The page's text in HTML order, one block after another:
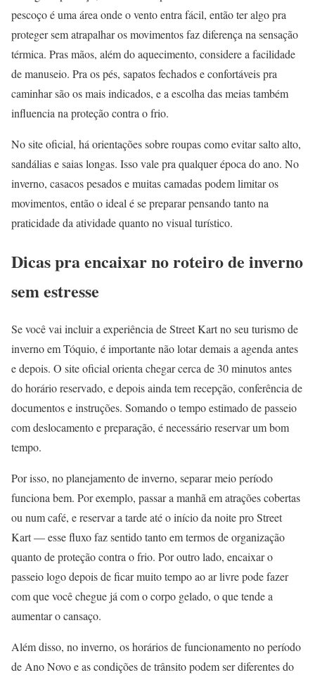
pescoço é uma área onde o vento entra fácil, então ter algo pra
proteger sem atrapalhar os movimentos faz diferença na sensação
térmica. Pras mãos, além do aquecimento, considere a facilidade
de manuseio. Pra os pés, sapatos fechados e confortáveis pra
caminhar são os mais indicados, e a escolha das meias também
influencia na proteção contra o frio.
No site oficial, há orientações sobre roupas como evitar salto alto,
sandálias e saias longas. Isso vale pra qualquer época do ano. No
inverno, casacos pesados e muitas camadas podem limitar os
movimentos, então o ideal é se preparar pensando tanto na
praticidade da atividade quanto no visual turístico.
Dicas pra encaixar no roteiro de inverno
sem estresse
Se você vai incluir a experiência de Street Kart no seu turismo de
inverno em Tóquio, é importante não lotar demais a agenda antes
e depois. O site oficial orienta chegar cerca de 30 minutos antes
do horário reservado, e depois ainda tem recepção, conferência de
documentos e instruções. Somando o tempo estimado de passeio
com deslocamento e preparação, é necessário reservar um bom
tempo.
Por isso, no planejamento de inverno, separar meio período
funciona bem. Por exemplo, passar a manhã em atrações cobertas
ou num café, e reservar a tarde até o início da noite pro Street
Kart — esse fluxo faz sentido tanto em termos de organização
quanto de proteção contra o frio. Por outro lado, encaixar o
passeio logo depois de ficar muito tempo ao ar livre pode fazer
com que você chegue já com o corpo gelado, o que tende a
aumentar o cansaço.
Além disso, no inverno, os horários de funcionamento no período
de Ano Novo e as condições de trânsito podem ser diferentes do